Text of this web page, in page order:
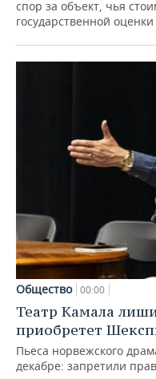
спор за объект, чья
государственной оценки
Общество 00:00
Театр Камала
приобретет
Пьеса норвежского
декабре: запретили